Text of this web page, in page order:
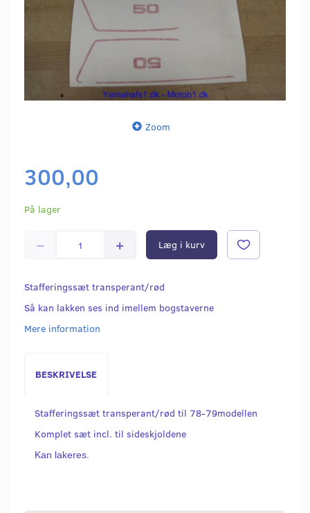
Zoom
300,00
På lager
Læg i kurv
Stafferingssæt transperant/rød
Så kan lakken ses ind imellem bogstaverne
Mere information
BESKRIVELSE
Stafferingssæt transperant/rød til 78-79modellen
Komplet sæt incl. til sideskjoldene
Kan lakeres.